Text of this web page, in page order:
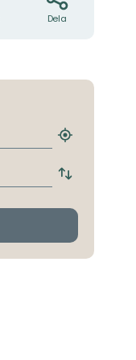
Dela
Hitta
hållplats
Byt
och